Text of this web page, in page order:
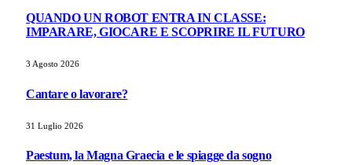
QUANDO UN ROBOT ENTRA IN CLASSE:
IMPARARE, GIOCARE E SCOPRIRE IL FUTURO
3 Agosto 2026
Cantare o lavorare?
31 Luglio 2026
Paestum, la Magna Graecia e le spiagge da sogno